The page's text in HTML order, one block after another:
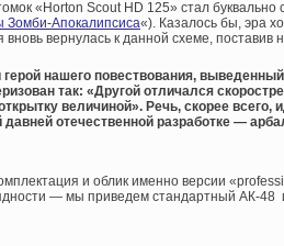
«Horton Scout HD 125» стал
Зомби-Апокалипсиса«). Казалось бы, эра
вновь вернулась к данной схеме,
нашего повествования,
так: «Другой отличался
величиной». Речь, скорее всего,
отечественной разработке —
и облик именно версии
— мы приведем стандартный АК-48